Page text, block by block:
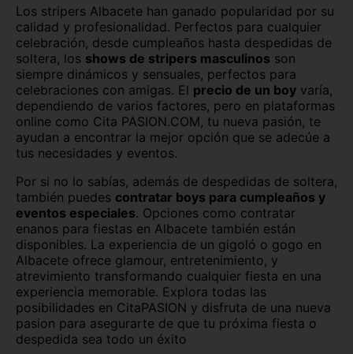
La Rioja León
Lleida Lugo
Madrid Málaga
Melilla Murcia
Navarra Ourense
Palencia Pontevedra
Salamanca Segovia
Sevilla Soria
Tarragona Tenerife
Teruel Toledo
Valencia
Los stripers Albacete han ganado popularidad por su
calidad y profesionalidad. Perfectos para cualquier
celebración, desde cumpleaños hasta despedidas de
soltera, los shows de stripers masculinos son
siempre dinámicos y sensuales, perfectos para
celebraciones con amigas. El precio de un boy varía,
dependiendo de varios factores, pero en plataformas
online como Cita PASION.COM, tu nueva pasión, te
ayudan a encontrar la mejor opción que se adecúe a
tus necesidades y eventos.
Por si no lo sabías, además de despedidas de soltera,
también puedes contratar boys para cumpleaños y
eventos especiales. Opciones como contratar
enanos para fiestas en Albacete también están
disponibles. La experiencia de un gigoló o gogo en
Albacete ofrece glamour, entretenimiento, y
atrevimiento transformando cualquier fiesta en una
experiencia memorable. Explora todas las
posibilidades en CitaPASION y disfruta de una nueva
pasion para asegurarte de que tu próxima fiesta o
despedida sea todo un éxito